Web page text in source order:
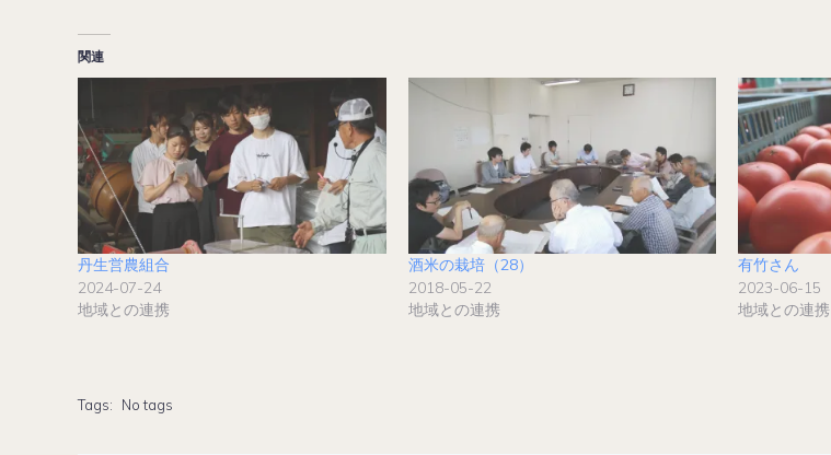
関連
丹生営農組合
2024-07-24
地域との連携
酒米の栽培（28）
2018-05-22
地域との連携
有竹さん
2023-06-15
地域との連携
Tags: No tags